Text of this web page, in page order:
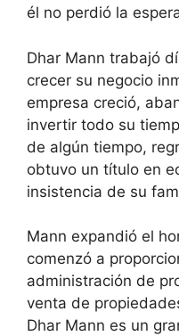
él no perdió la
Dhar Mann trabajó
crecer su negocio
empresa creció,
invertir todo su
de algún tiempo,
obtuvo un título en
insistencia de su
Mann expandió el
comenzó a
administración de
venta de
Dhar Mann es un